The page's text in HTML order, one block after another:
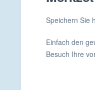
Speichern Sie
Einfach den
Besuch Ihre